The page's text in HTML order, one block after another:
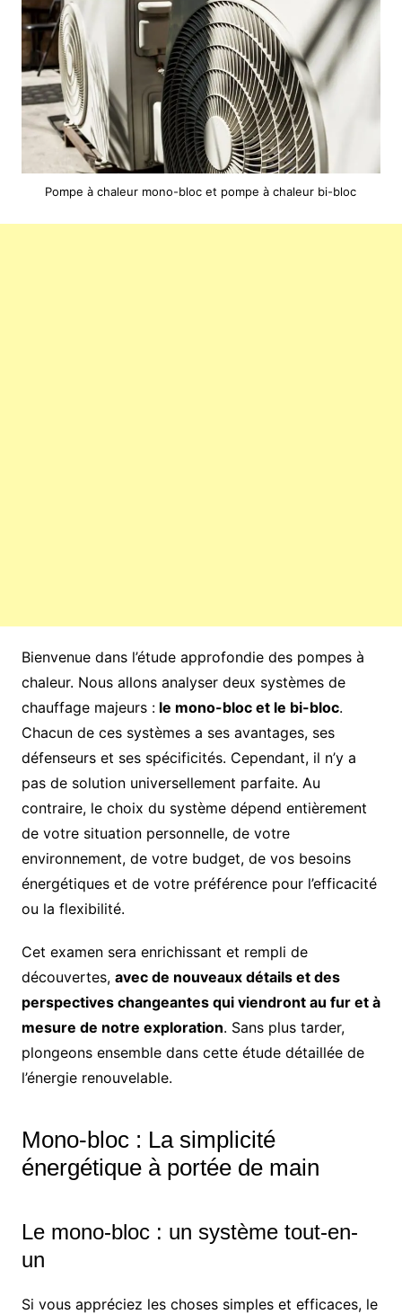
Pompe à chaleur mono-bloc et pompe à chaleur bi-bloc
Bienvenue dans l’étude approfondie des pompes à
chaleur. Nous allons analyser deux systèmes de
chauffage majeurs :le mono-bloc et le bi-bloc.
Chacun de ces systèmes a ses avantages, ses
défenseurs et ses spécificités. Cependant, il n’y a
pas de solution universellement parfaite. Au
contraire, le choix du système dépend entièrement
de votre situation personnelle, de votre
environnement, de votre budget, de vos besoins
énergétiques et de votre préférence pour l’efficacité
ou la flexibilité.
Cet examen sera enrichissant et rempli de
découvertes, avec de nouveaux détails et des
perspectives changeantes qui viendront au fur et à
mesure de notre exploration. Sans plus tarder,
plongeons ensemble dans cette étude détaillée de
l’énergie renouvelable.
Mono-bloc : La simplicité
énergétique à portée de main
Le mono-bloc : un système tout-en-
un
Si vous appréciez les choses simples et efficaces, le